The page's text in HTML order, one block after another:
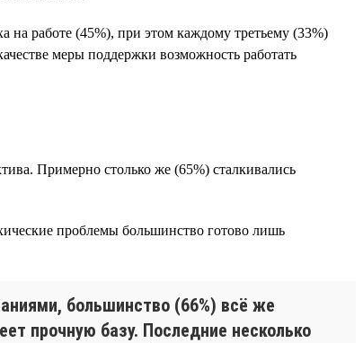
на работе (45%), при этом каждому третьему (33%)
меры поддержки возможность работать
Примерно столько же (65%) сталкивались
проблемы большинство готово лишь
большинство (66%) всё же
прочную базу. Последние несколько